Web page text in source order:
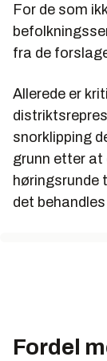
For de som
fra de
Allerede er
snorklipping
grunn etter
høringsrunde
det
Fordel